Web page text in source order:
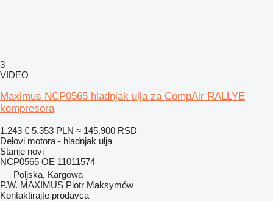
3
VIDEO
Maximus NCP0565 hladnjak ulja za CompAir RALLYE
kompresora
1.243 € 5.353 PLN ≈ 145.900 RSD
Delovi motora - hladnjak ulja
Stanje novi
NCP0565 OE 11011574
Poljska, Kargowa
P.W. MAXIMUS Piotr Maksymów
Kontaktirajte prodavca